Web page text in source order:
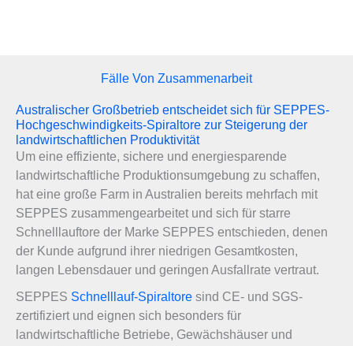
Fälle Von Zusammenarbeit
Australischer Großbetrieb entscheidet sich für SEPPES-
Hochgeschwindigkeits-Spiraltore zur Steigerung der
landwirtschaftlichen Produktivität
Um eine effiziente, sichere und energiesparende
landwirtschaftliche Produktionsumgebung zu schaffen,
hat eine große Farm in Australien bereits mehrfach mit
SEPPES zusammengearbeitet und sich für starre
Schnelllauftore der Marke SEPPES entschieden, denen
der Kunde aufgrund ihrer niedrigen Gesamtkosten,
langen Lebensdauer und geringen Ausfallrate vertraut.
SEPPES Schnelllauf-Spiraltore sind CE- und SGS-
zertifiziert und eignen sich besonders für
landwirtschaftliche Betriebe, Gewächshäuser und